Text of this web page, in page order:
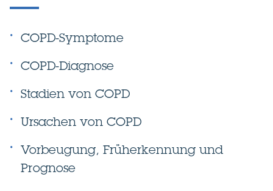
COPD-Symptome
COPD-Diagnose
Stadien von COPD
Ursachen von COPD
Vorbeugung, Früherkennung und
Prognose